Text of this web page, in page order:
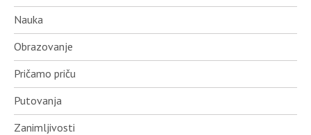
Nauka
Obrazovanje
Pričamo priču
Putovanja
Zanimljivosti